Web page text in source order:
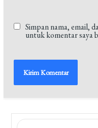
Simpan nama, email,
untuk komentar saya